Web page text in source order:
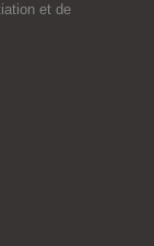
et de